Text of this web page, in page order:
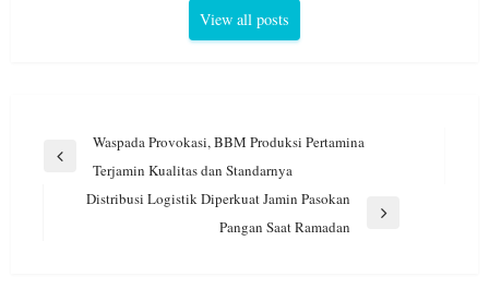
View all posts
Navigasi
Previous
Waspada Provokasi, BBM Produksi Pertamina
Terjamin Kualitas dan Standarnya
Distribusi Logistik Diperkuat Jamin Pasokan
Pangan Saat Ramadan